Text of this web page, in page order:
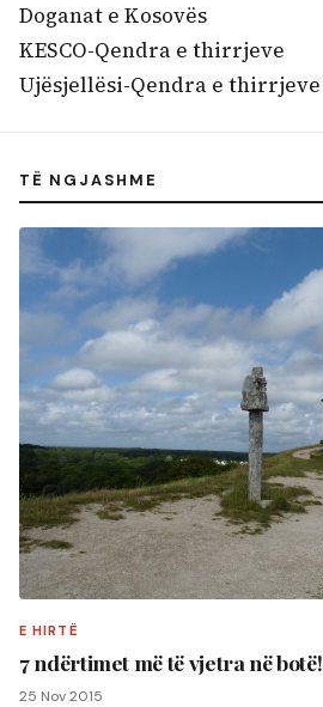
Doganat e Kosovës
KESCO-Qendra e thirrjeve
Ujësjellësi-Qendra e thirrjeve
TË NGJASHME
E HIRTË
7 ndërtimet më të vjetra në botë!
25 Nov 2015